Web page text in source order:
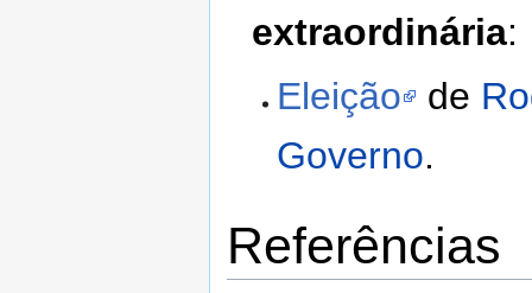
extraordinária:
Eleição
de
Governo.
Referências